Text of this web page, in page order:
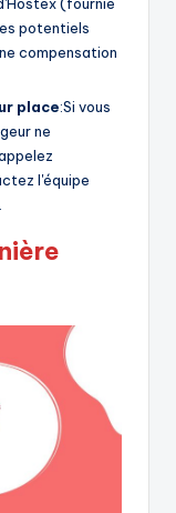
potentiels
compensation
place:Si vous
ne
l'équipe